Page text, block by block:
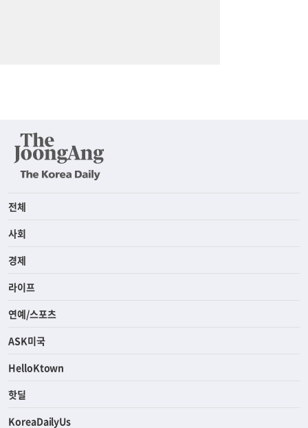
전체
사회
경제
라이프
연예/스포츠
ASK미국
HelloKtown